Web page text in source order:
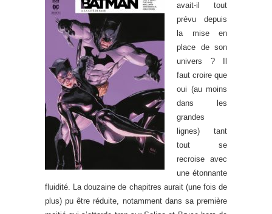
avait-il tout
prévu depuis
la mise en
place de son
univers ? Il
faut croire que
oui (au moins
dans les
grandes
lignes) tant
tout se
recroise avec
une étonnante
fluidité. La douzaine de chapitres aurait (une fois de
plus) pu être réduite, notamment dans sa première